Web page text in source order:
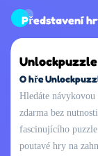
Představení
Unlockpuzzle
O hře
Hledáte
zdarma bez
fascinujícího
poutavé hry na